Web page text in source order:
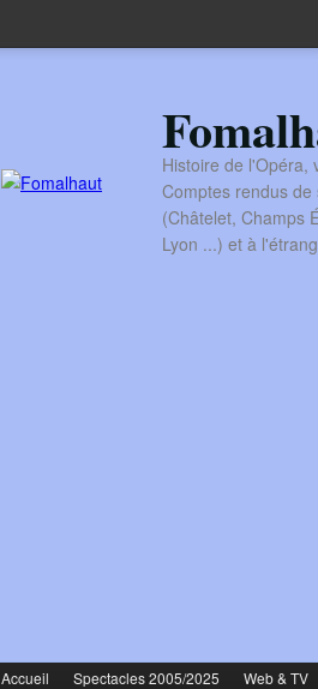
Histoire de l'Opéra,
Comptes rendus
(Châtelet, Champs
Lyon ...) et à
Accueil Spectacles 2005/2025 Web & TV